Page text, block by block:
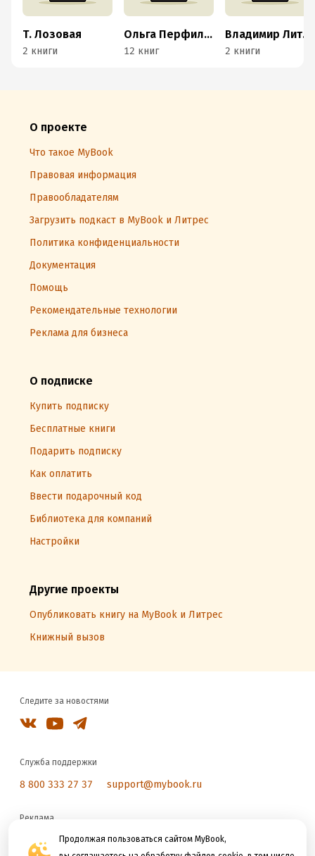
Продолжая пользоваться сайтом MyBook,
Т. Лозовая
2 книги
Ольга Перфилова
12 книг
Владимир Литвинов
2 книги
О проекте
Что такое MyBook
Правовая информация
Правообладателям
Загрузить подкаст в MyBook и Литрес
Политика конфиденциальности
Документация
Помощь
Рекомендательные технологии
Реклама для бизнеса
О подписке
Купить подписку
Бесплатные книги
Подарить подписку
Как оплатить
Ввести подарочный код
Библиотека для компаний
Настройки
Другие проекты
Опубликовать книгу на MyBook и Литрес
Книжный вызов
Следите за новостями
Служба поддержки
8 800 333 27 37 support@mybook.ru
Реклама
reklama@litres.ru